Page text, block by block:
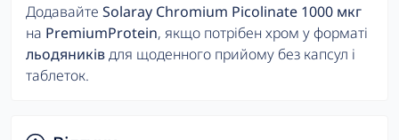
Додавайте Solaray Chromium Picolinate 1000 мкг
на PremiumProtein, якщо потрібен хром у форматі
льодяниківдля щоденного прийому без капсул і
таблеток.